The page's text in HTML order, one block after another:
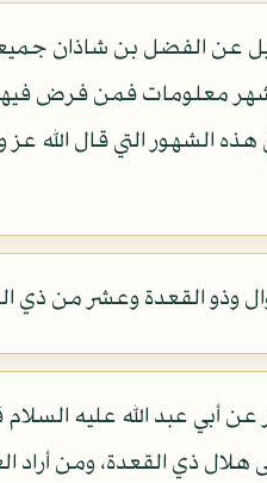
عن الفضل بن شاذان
معلومات فمن فرض
الشهور التي قال الله
وذو القعدة وعشر من ذي
أبي عبد الله عليه
ذي القعدة، ومن أراد